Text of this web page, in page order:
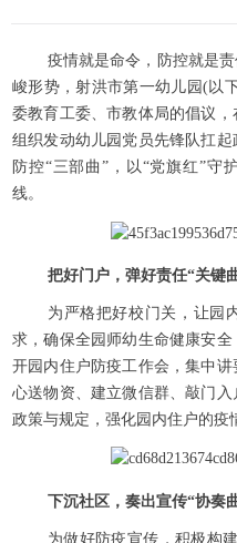
疫情就是命令，防控就是
峻形势，射洪市第一幼儿园(以
委教育工委、市教体局的倡议，
组织发动幼儿园党员先锋队扛
防控“三部曲”，以“党旗红”守
线。
把好门户，弹好责任“关键
为严格把好校门关，让园
求，确保全园师幼生命健康安
开园内住户防疫工作会，集中
心送物资、建立微信群、敲门
政策与规定，强化园内住户的疫
下沉社区，奏出宣传“协奏
为做好防疫宣传，积极构